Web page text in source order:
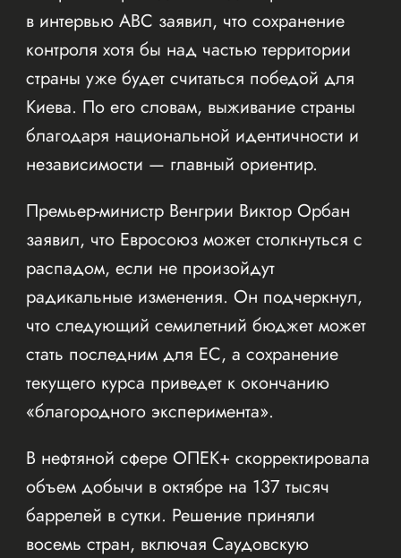
в интервью ABC заявил, что сохранение
контроля хотя бы над частью территории
страны уже будет считаться победой для
Киева. По его словам, выживание страны
благодаря национальной идентичности и
независимости — главный ориентир.
Премьер-министр Венгрии Виктор Орбан
заявил, что Евросоюз может столкнуться с
распадом, если не произойдут
радикальные изменения. Он подчеркнул,
что следующий семилетний бюджет может
стать последним для ЕС, а сохранение
текущего курса приведет к окончанию
«благородного эксперимента».
В нефтяной сфере ОПЕК+ скорректировала
объем добычи в октябре на 137 тысяч
баррелей в сутки. Решение приняли
восемь стран, включая Саудовскую